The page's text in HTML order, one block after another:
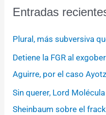
Entradas
Plural, más subversiva
Detiene la FGR al
Aguirre, por el caso
Sin querer, Lord
Sheinbaum sobre el